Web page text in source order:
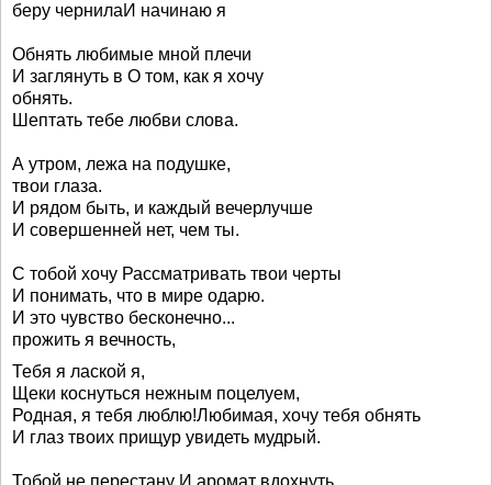
беру чернилаИ начинаю я
Обнять любимые мной плечи
И заглянуть в О том, как я хочу
обнять.
Шептать тебе любви слова.
А утром, лежа на подушке,
твои глаза.
И рядом быть, и каждый вечерлучше
И совершенней нет, чем ты.
С тобой хочу Рассматривать твои черты
И понимать, что в мире одарю.
И это чувство бесконечно...
прожить я вечность,
Тебя я лаской я,
Щеки коснуться нежным поцелуем,
Родная, я тебя люблю!Любимая, хочу тебя обнять
И глаз твоих прищур увидеть мудрый.
Тобой не перестану И аромат вдохнуть